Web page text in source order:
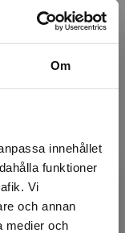
Om
innehållet
funktioner
Vi
och annan
medier och
vid
är